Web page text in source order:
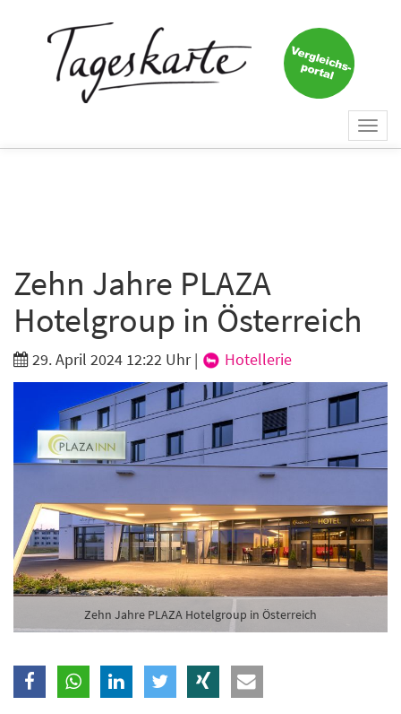
Zehn Jahre PLAZA
Hotelgroup in Österreich
29. April 2024 12:22 Uhr| Hotellerie
Zehn Jahre PLAZA Hotelgroup in Österreich
Keine Nachricht mehr
verpassen!
E-Mail*
Branche
Ich möchte folgende Newsletter erhalten
Tageskarte-Newsletter (gegen 8.30 Uhr)
Ich habe dieDatenschutzerklärungzur Kenntnis
genommen.
Anmelden Danke, heute nicht